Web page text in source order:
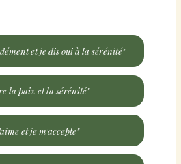
et je dis oui à la sérénité"
la paix et la sérénité"
et je m'accepte"